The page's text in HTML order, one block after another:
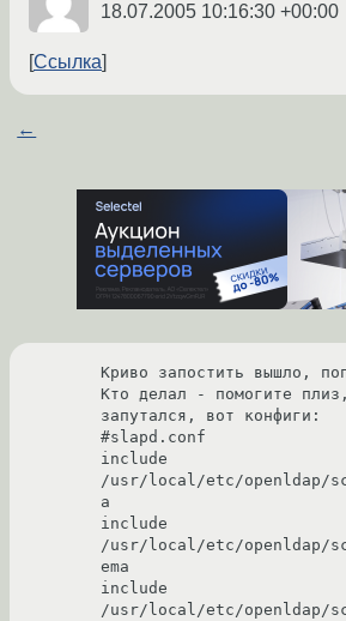
18.07.2005 10:16:30 +00:00
Ссылка
←
Криво запостить вышло,
Кто делал - помогите
запутался, вот конфиги:
#slapd.conf
include
/usr/local/etc/openldap/
a
include
/usr/local/etc/openldap/
ema
include
/usr/local/etc/openldap/